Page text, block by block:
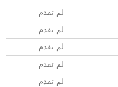
لم تقدم
لم تقدم
لم تقدم
لم تقدم
لم تقدم